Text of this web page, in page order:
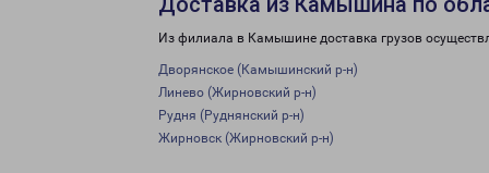
Из филиала в Камышине доставка грузов
Дворянское (Камышинский р-н)
Линево (Жирновский р-н)
Рудня (Руднянский р-н)
Жирновск (Жирновский р-н)